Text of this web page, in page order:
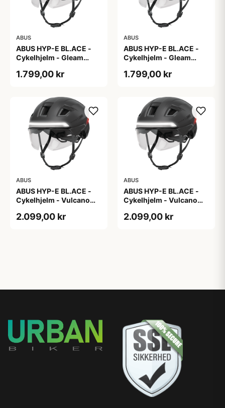
ABUS
ABUS HYP-E BL.ACE -
Cykelhjelm - Gleam
1.799,00 kr
ABUS
ABUS HYP-E BL.ACE -
Cykelhjelm - Gleam
1.799,00 kr
ABUS
ABUS HYP-E BL.ACE -
Cykelhjelm - Vulcano
2.099,00 kr
ABUS
ABUS HYP-E BL.ACE -
Cykelhjelm - Vulcano
2.099,00 kr